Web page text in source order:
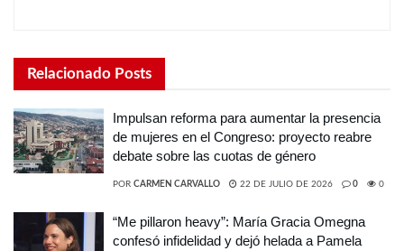
Relacionado Posts
Impulsan reforma para aumentar la presencia
de mujeres en el Congreso: proyecto reabre
debate sobre las cuotas de género
POR CARMEN CARVALLO 22 DE JULIO DE 2026 0 0
“Me pillaron heavy”: María Gracia Omegna
confesó infidelidad y dejó helada a Pamela